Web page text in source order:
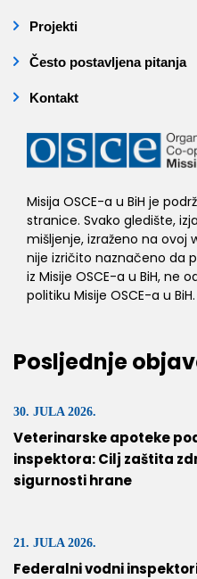
Projekti
Često postavljena pitanja
Kontakt
Misija OSCE-a u BiH je
stranice. Svako gledište,
mišljenje, izraženo na ovoj
nije izričito naznačeno da
iz Misije OSCE-a u BiH, ne
politiku Misije OSCE-a u BiH.
Posljednje
30. JULA 2026.
Veterinarske apoteke
inspektora: Cilj zaštita
sigurnosti hrane
21. JULA 2026.
Federalni vodni